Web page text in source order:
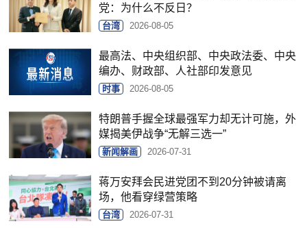
党：为什么不反日？
台湾 2026-08-05
最高法、中央组织部、中央政法委、中央
编办、财政部、人社部印发意见
时事 2026-08-05
特朗普手握全球最强军力却无计可施，外
媒揭美伊战争“无解三选一”
新闻解画 2026-07-31
蒋万安拜会民进党团不到20分钟被请离
场，他看穿绿营策略
台湾 2026-07-31